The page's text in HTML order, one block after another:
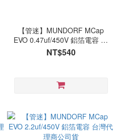
【管迷】MUNDORF MCap
EVO 0.47uf/450V 鋁箔電容 台
灣代理商公司貨
NT$540